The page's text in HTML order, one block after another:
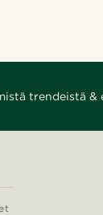
trendeistä &